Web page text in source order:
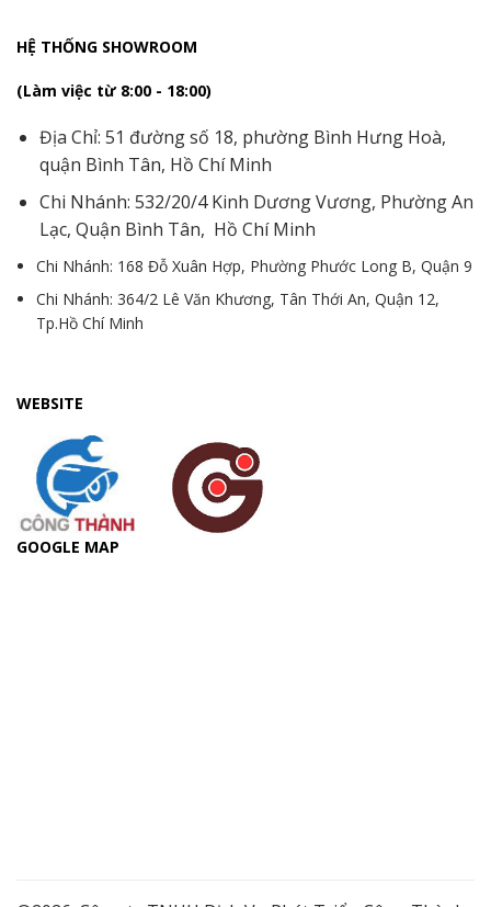
HỆ THỐNG SHOWROOM
(Làm việc từ 8:00 - 18:00)
Địa Chỉ: 51 đường số 18, phường Bình Hưng Hoà,
quận Bình Tân, Hồ Chí Minh
Chi Nhánh: 532/20/4 Kinh Dương Vương, Phường An
Lạc, Quận Bình Tân, Hồ Chí Minh
Chi Nhánh: 168 Đỗ Xuân Hợp, Phường Phước Long B, Quận 9
Chi Nhánh: 364/2 Lê Văn Khương, Tân Thới An, Quận 12,
Tp.Hồ Chí Minh
WEBSITE
GOOGLE MAP